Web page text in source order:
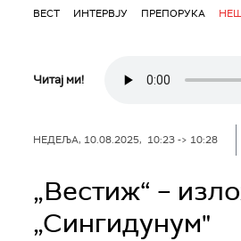
ВЕСТ ИНТЕРВЈУ ПРЕПОРУКА
Читај ми!
НЕДЕЉА, 10.08.2025, 10:23 -> 10:28
„Вестиж“ –
„Сингидунум"